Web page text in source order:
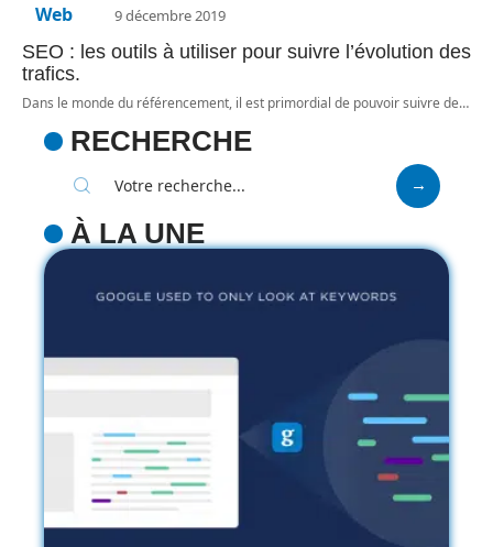
Web 9 décembre 2019
SEO : les outils à utiliser pour suivre l’évolution des
trafics.
Dans le monde du référencement, il est primordial de pouvoir suivre de…
RECHERCHE
À LA UNE